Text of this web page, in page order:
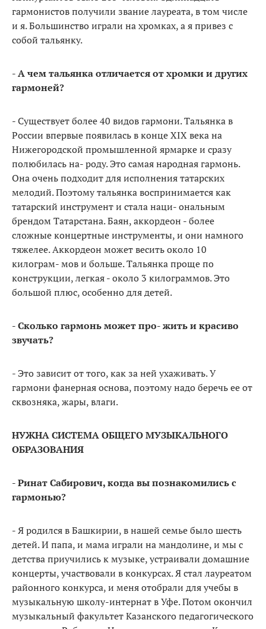
гармонистов получили звание лауреата, в том числе
и я. Большинство играли на хромках, а я привез с
собой тальянку.
- А чем тальянка отличается от хромки и других
гармоней?
- Существует более 40 видов гармони. Тальянка в
России впервые появилась в конце XIX века на
Нижегородской промышленной ярмарке и сразу
полюбилась на- роду. Это самая народная гармонь.
Она очень подходит для исполнения татарских
мелодий. Поэтому тальянка воспринимается как
татарский инструмент и стала наци- ональным
брендом Татарстана. Баян, аккордеон - более
сложные концертные инструменты, и они намного
тяжелее. Аккордеон может весить около 10
килограм- мов и больше. Тальянка проще по
конструкции, легкая - около 3 килограммов. Это
большой плюс, особенно для детей.
- Сколько гармонь может про- жить и красиво
звучать?
- Это зависит от того, как за ней ухаживать. У
гармони фанерная основа, поэтому надо беречь ее от
сквозняка, жары, влаги.
НУЖНА СИСТЕМА ОБЩЕГО МУЗЫКАЛЬНОГО
ОБРАЗОВАНИЯ
- Ринат Сабирович, когда вы познакомились с
гармонью?
-Я родился в Башкирии, в нашей семье было шесть
детей. И папа, и мама играли на мандолине, и мы с
детства приучились к музыке, устраивали домашние
концерты, участвовали в конкурсах. Я стал лауреатом
районного конкурса, и меня отобрали для учебы в
музыкальную школу-интернат в Уфе. Потом окончил
музыкальный факультет Казанского педагогического